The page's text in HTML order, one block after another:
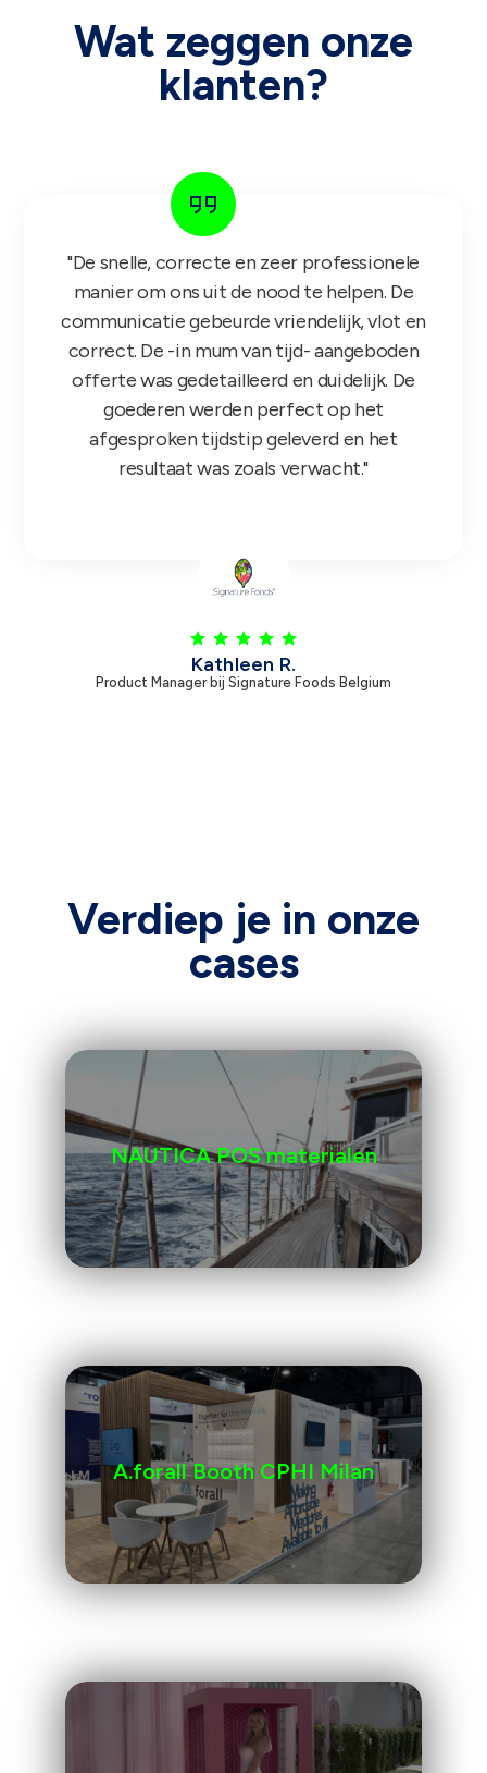
Wat zeggen onze
klanten?
Kathleen R.
Product Manager bij Signature Foods Belgium
"De snelle, correcte en zeer professionele
manier om ons uit de nood te helpen. De
communicatie gebeurde vriendelijk, vlot en
correct. De -in mum van tijd- aangeboden
offerte was gedetailleerd en duidelijk. De
goederen werden perfect op het
afgesproken tijdstip geleverd en het
resultaat was zoals verwacht."
Verdiep je in onze
cases
NAUTICA POS materialen
A.forall Booth CPHI Milan